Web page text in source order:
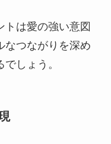
トは愛の強い意図
なつながりを深め
しょう。